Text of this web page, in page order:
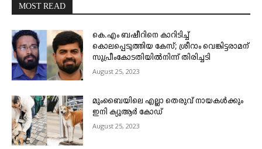
MOST READ
കെ.എം ബഷീറിനെ കാറിടിച്ച്
കൊലപ്പെടുത്തിയ കേസ്; ശ്രീറാം വെങ്കിട്ടരാമന്
സുപ്രീംകോടതിയിൽനിന്ന് തിരിച്ചടി
August 25, 2023
മുംബൈയിലെ എല്ലാ തെരുവ് നായകൾക്കും
ഇനി ക്യുആർ കോഡ്
August 25, 2023